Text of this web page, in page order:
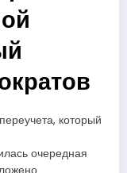
который
очередная